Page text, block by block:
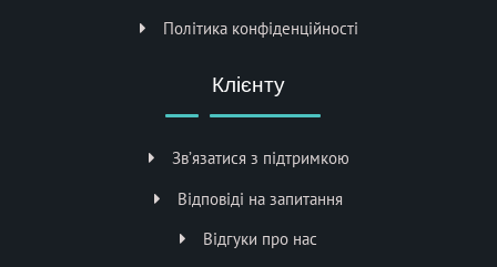
Політика конфіденційності
Клієнту
Зв’язатися з підтримкою
Відповіді на запитання
Відгуки про нас